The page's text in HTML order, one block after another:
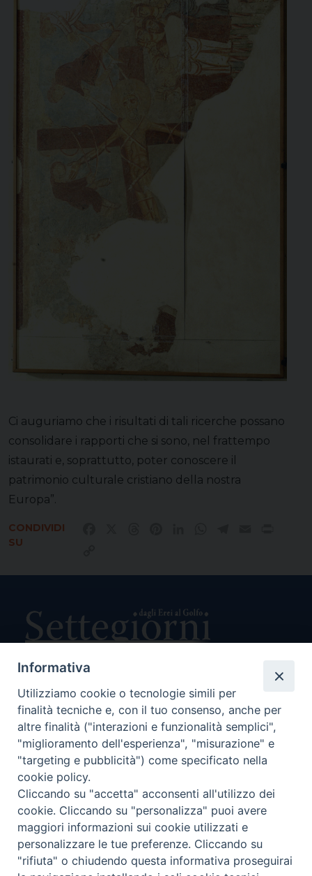
Ci auguriamo che i risultati di tali ricerche possano
consolidare i rapporti che si sono, nel frattempo
istaurati e, soprattutto, poter conoscere il
patrimonio culturale cristiano della nostra
Europa”.
CONDIVIDI
SU
Direttore Responsabile Giuseppe Rabita
Direttore Amministrativo Salvatore Bruno
Editore e Proprietà Opera di Religione della Diocesi di Piazza
Armerina,
Via Cammarata, 21 – Piazza Armerina
P. I. 01121870867
Autorizzazione Tribunale di Enna n. 113 del 24/2/2007
SEGUICI SU:
CHI SIAMO PRIVACY POLICY
Informativa
Utilizziamo cookie o tecnologie simili per
finalità tecniche e, con il tuo consenso, anche per
altre finalità ("interazioni e funzionalità semplici",
"miglioramento dell'esperienza", "misurazione" e
"targeting e pubblicità") come specificato nella
cookie policy.
Cliccando su "accetta" acconsenti all'utilizzo dei
cookie. Cliccando su "personalizza" puoi avere
maggiori informazioni sui cookie utilizzati e
personalizzare le tue preferenze. Cliccando su
"rifiuta" o chiudendo questa informativa proseguirai